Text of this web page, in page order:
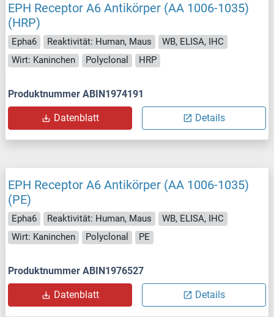
EPH Receptor A6 Antikörper (AA 1006-1035)
(HRP)
Epha6 Reaktivität: Human, Maus
WB, ELISA, IHC
Wirt: Kaninchen
Polyclonal HRP
Produktnummer ABIN1974191
Datenblatt Details
EPH Receptor A6 Antikörper (AA 1006-1035)
(PE)
Epha6 Reaktivität: Human, Maus
WB, ELISA, IHC
Wirt: Kaninchen
Polyclonal PE
Produktnummer ABIN1976527
Datenblatt Details